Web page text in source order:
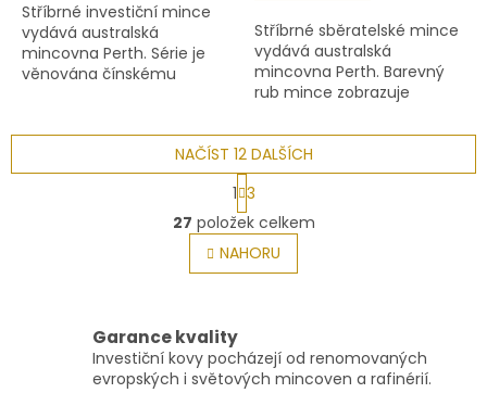
5
hvězdiček.
Stříbrné investiční mince
vydává australská
mincovna Perth. Série je
věnována čínskému
roce 2020 rokem myši a
Stříbrné sběratelské mince
vydává australská
mincovna Perth. Barevný
rub mince zobrazuje
jejího mladého hříběte, oba
s elegantními hřívami v...
O
v
l
á
í
p
NAČÍST 12 DALŠÍCH
S
t
r
á
n
k
n
í
1 3
27 položek celkem
NAHORU
Garance kvality
Investiční kovy pocházejí od renomovaných
evropských i světových mincoven a rafinérií.